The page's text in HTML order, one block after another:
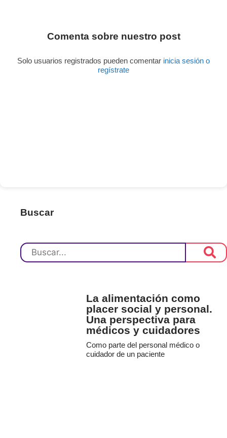
Comenta sobre nuestro post
Solo usuarios registrados pueden comentar inicia sesión o
regístrate
Buscar
La alimentación como
placer social y personal.
Una perspectiva para
médicos y cuidadores
Como parte del personal médico o
cuidador de un paciente